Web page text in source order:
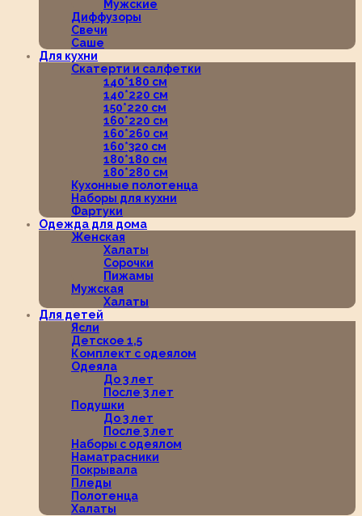
Мужские
Диффузоры
Свечи
Саше
Для кухни
Скатерти и салфетки
140*180 см
140*220 см
150*220 см
160*220 см
160*260 см
160*320 см
180*180 см
180*280 см
Кухонные полотенца
Наборы для кухни
Фартуки
Одежда для дома
Женская
Халаты
Сорочки
Пижамы
Мужская
Халаты
Для детей
Ясли
Детское 1,5
Комплект с одеялом
Одеяла
До 3 лет
После 3 лет
Подушки
До 3 лет
После 3 лет
Наборы с одеялом
Наматрасники
Покрывала
Пледы
Полотенца
Халаты